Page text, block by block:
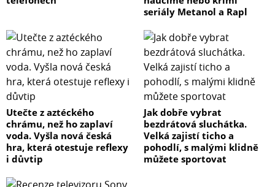
seriály Metanol a Rapl
Utečte z aztéckého
chrámu, než ho zaplaví
voda. Vyšla nová česká
hra, která otestuje reflexy
i důvtip
Jak dobře vybrat
bezdrátová sluchátka.
Velká zajistí ticho a
pohodlí, s malými klidně
můžete sportovat